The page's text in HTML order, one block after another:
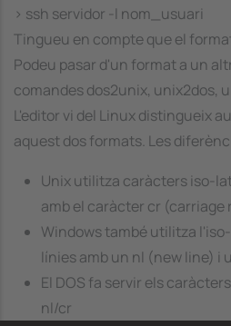
> ssh servidor -l nom_usuari
Tingueu en compte que el
Podeu pasar d'un format a un
comandesdos2unix, unix2dos,
L'editor vi del Linux distingueix
aquest dos formats. Les
Unix utilitza caràcters iso-
amb el caràcter cr (carriage
Windows també utilitza
línies amb un nl (new line) i
El DOS fa servir els
nl/cr